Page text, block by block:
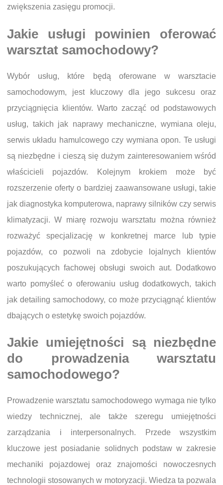
zwiększenia zasięgu promocji.
Jakie usługi powinien oferować
warsztat samochodowy?
Wybór usług, które będą oferowane w warsztacie
samochodowym, jest kluczowy dla jego sukcesu oraz
przyciągnięcia klientów. Warto zacząć od podstawowych
usług, takich jak naprawy mechaniczne, wymiana oleju,
serwis układu hamulcowego czy wymiana opon. Te usługi
są niezbędne i cieszą się dużym zainteresowaniem wśród
właścicieli pojazdów. Kolejnym krokiem może być
rozszerzenie oferty o bardziej zaawansowane usługi, takie
jak diagnostyka komputerowa, naprawy silników czy serwis
klimatyzacji. W miarę rozwoju warsztatu można również
rozważyć specjalizację w konkretnej marce lub typie
pojazdów, co pozwoli na zdobycie lojalnych klientów
poszukujących fachowej obsługi swoich aut. Dodatkowo
warto pomyśleć o oferowaniu usług dodatkowych, takich
jak detailing samochodowy, co może przyciągnąć klientów
dbających o estetykę swoich pojazdów.
Jakie umiejętności są niezbędne
do prowadzenia warsztatu
samochodowego?
Prowadzenie warsztatu samochodowego wymaga nie tylko
wiedzy technicznej, ale także szeregu umiejętności
zarządzania i interpersonalnych. Przede wszystkim
kluczowe jest posiadanie solidnych podstaw w zakresie
mechaniki pojazdowej oraz znajomości nowoczesnych
technologii stosowanych w motoryzacji. Wiedza ta pozwala